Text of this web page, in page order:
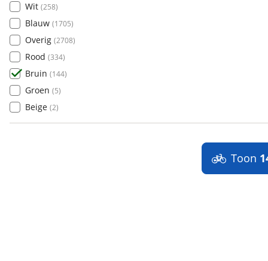
Wit (258)
Blauw (1705)
Overig (2708)
Rood (334)
Bruin (144)
Groen (5)
Beige (2)
Toon